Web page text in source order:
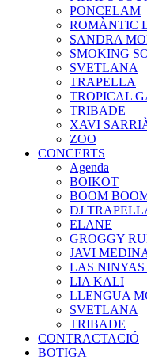
PONCELAM
ROMÀNTIC
SANDRA
SMOKING
SVETLANA
TRAPELLA
TROPICAL
TRIBADE
XAVI
ZOO
CONCERTS
Agenda
BOIKOT
BOOM
DJ
ELANE
GROGGY
JAVI
LAS NINYAS
LIA KALI
LLENGUA
SVETLANA
TRIBADE
CONTRACTACIÓ
BOTIGA